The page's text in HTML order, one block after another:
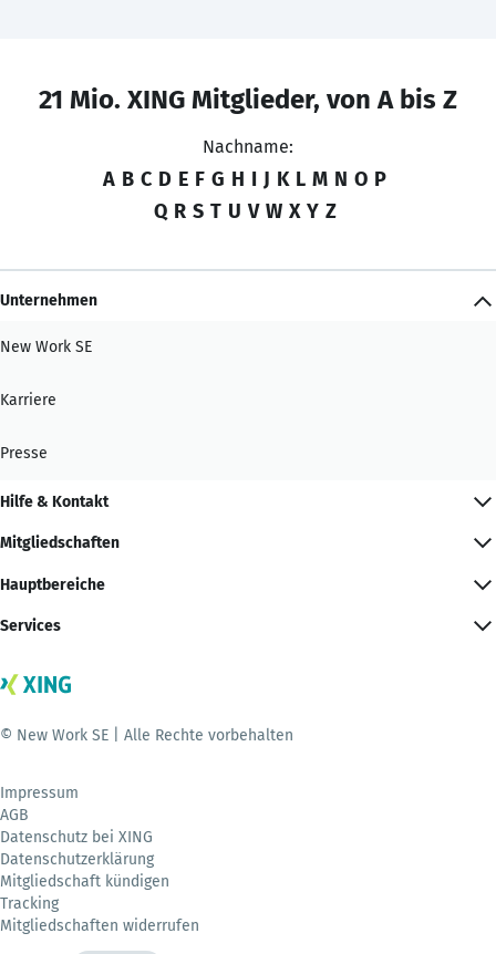
21 Mio. XING Mitglieder, von A bis Z
Nachname:
A B C D E F G H I J K L M N O P
Q R S T U V W X Y Z
Unternehmen
New Work SE
Karriere
Presse
Hilfe & Kontakt
Mitgliedschaften
Hauptbereiche
Services
© New Work SE | Alle Rechte vorbehalten
Impressum
AGB
Datenschutz bei XING
Datenschutzerklärung
Mitgliedschaft kündigen
Tracking
Mitgliedschaften widerrufen